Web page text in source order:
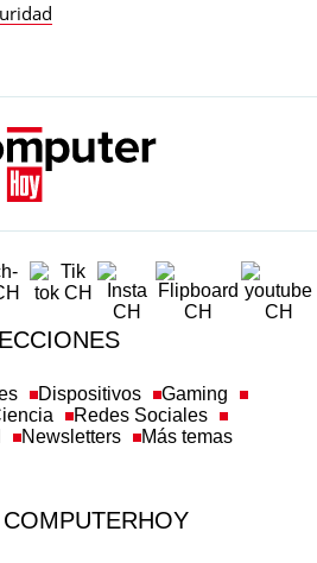
Dispositivos
Gaming
Redes Sociales
Newsletters Más temas